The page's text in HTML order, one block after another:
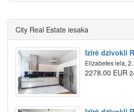
City Real Estate iesaka
Izīrē dzīvokli
Elizabetes iela,
2278.00 EUR